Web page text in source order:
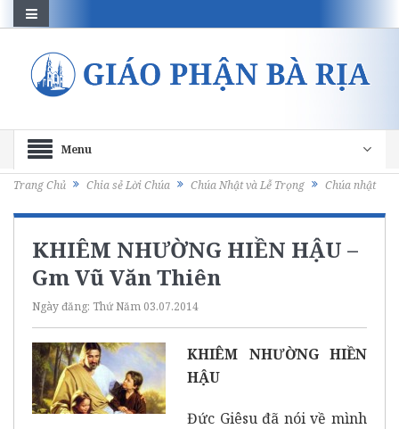
Menu
Trang Chủ Chia sẻ Lời Chúa Chúa Nhật và Lễ Trọng Chúa nhật
KHIÊM NHƯỜNG HIỀN HẬU –
Gm Vũ Văn Thiên
Ngày đăng: Thứ Năm 03.07.2014
KHIÊM NHƯỜNG HIỀN
HẬU
Đức Giêsu đã nói về mình